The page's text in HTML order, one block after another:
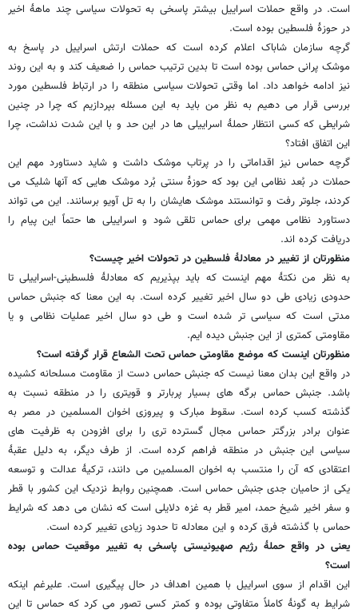
است. در واقع حملات اسراییل بیشتر پاسخی به تحولات سیاسی چند ماهۀ اخیر
در حوزۀ فلسطین بوده است.
گرچه سازمان شاباک اعلام کرده است که حملات ارتش اسراییل در پاسخ به
موشک پرانی حماس بوده است تا بدین ترتیب حماس را ضعیف کند و به این روند
نیز ادامه خواهد داد. اما وقتی تحولات سیاسی منطقه را در ارتباط فلسطین مورد
بررسی قرار می دهیم به نظر من باید به این مسئله بپردازیم که چرا در چنین
شرایطی که کسی انتظار حملۀ اسراییلی ها در این حد و با این شدت نداشت، چرا
این اتفاق افتاد؟
گرچه حماس نیز اقداماتی را در پرتاب موشک داشت و شاید دستاورد مهم این
حملات در بُعد نظامی این بود که حوزۀ سنتی بُرد موشک هایی که آنها شلیک می
کردند، جلوتر رفت و توانستند موشک هایشان را به تل آویو برسانند. این می تواند
دستاورد نظامی مهمی برای حماس تلقی شود و اسراییلی ها حتماً این پیام را
دریافت کرده اند.
منظورتان از تغییر در معادلۀ فلسطین در تحولات اخیر چیست؟
به نظر من نکتۀ مهم اینست که باید بپذیریم که معادلۀ فلسطینی-اسراییلی تا
حدودی زیادی طی دو سال اخیر تغییر کرده است. به این معنا که جنبش حماس
مدتی است که سیاسی تر شده است و طی دو سال اخیر عملیات نظامی و یا
مقاومتی کمتری از این جنبش دیده ایم.
منظورتان اینست که موضع مقاومتی حماس تحت الشعاع قرار گرفته است؟
در واقع این بدان معنا نیست که جنبش حماس دست از مقاومت مسلحانه کشیده
باشد. جنبش حماس برگه های بسیار پربارتر و قویتری را در منطقه نسبت به
گذشته کسب کرده است. سقوط مبارک و پیروزی اخوان المسلمین در مصر به
عنوان برادر بزرگتر حماس مجال گسترده تری را برای افزودن به ظرفیت های
سیاسی این جنبش در منطقه فراهم کرده است. از طرف دیگر، به دلیل عقبۀ
اعتقادی که آن را منتسب به اخوان المسلمین می دانند، ترکیۀ عدالت و توسعه
یکی از حامیان جدی جنبش حماس است. همچنین روابط نزدیک این کشور با قطر
و سفر اخیر شیخ حمد، امیر قطر به غزه دلایلی است که نشان می دهد که شرایط
حماس با گذشته فرق کرده و این معادله تا حدود زیادی تغییر کرده است.
یعنی در واقع حملۀ رژیم صهیونیستی پاسخی به تغییر موقعیت حماس بوده
است؟
این اقدام از سوی اسراییل با همین اهداف در حال پیگیری است. علیرغم اینکه
شرایط به گونۀ کاملاً متفاوتی بوده و کمتر کسی تصور می کرد که حماس تا این